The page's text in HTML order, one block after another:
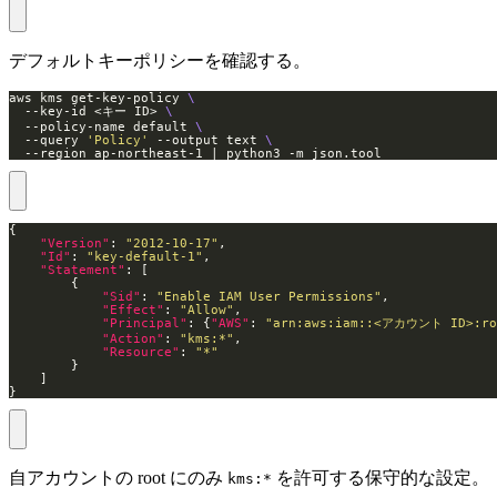
デフォルトキーポリシーを確認する。
aws kms get-key-policy
  --key-id <キー ID>
  --policy-name default
  --query
'Policy' --output text
  --region ap-northeast-1 | python3 -m json.tool
"Version" : "2012-10-17"
"Id" : "key-default-1"
"Statement"
"Sid" : "Enable IAM User Permissions"
"Effect" : "Allow"
"Principal" : {"AWS" : "arn:aws:iam::<アカウント
"Action" : "kms:*"
"Resource" : "*"
}
自アカウントの root にのみ kms:* を許可する保守的な設定。